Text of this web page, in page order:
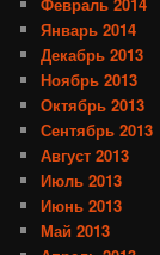
Январь 2014
Декабрь 2013
Ноябрь 2013
Октябрь 2013
Сентябрь 2013
Август 2013
Июль 2013
Июнь 2013
Май 2013